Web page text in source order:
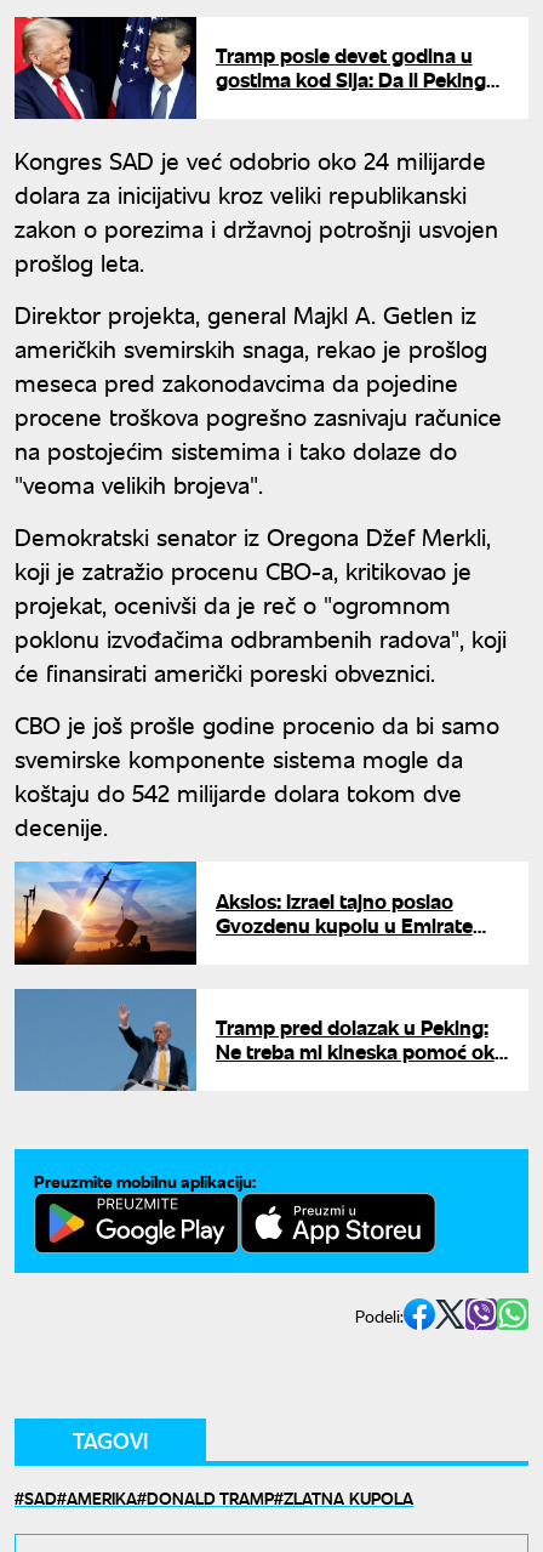
Tramp posle devet godina u
gostima kod Sija: Da li Peking
Kongres SAD je već odobrio oko 24 milijarde
dolara za inicijativu kroz veliki republikanski
zakon o porezima i državnoj potrošnji usvojen
prošlog leta.
Direktor projekta, general Majkl A. Getlen iz
američkih svemirskih snaga, rekao je prošlog
meseca pred zakonodavcima da pojedine
procene troškova pogrešno zasnivaju računice
na postojećim sistemima i tako dolaze do
"veoma velikih brojeva".
Demokratski senator iz Oregona Džef Merkli,
koji je zatražio procenu CBO-a, kritikovao je
projekat, ocenivši da je reč o "ogromnom
poklonu izvođačima odbrambenih radova", koji
će finansirati američki poreski obveznici.
CBO je još prošle godine procenio da bi samo
svemirske komponente sistema mogle da
koštaju do 542 milijarde dolara tokom dve
decenije.
Aksios: Izrael tajno poslao
Gvozdenu kupolu u Emirate
Tramp pred dolazak u Peking:
Ne treba mi kineska pomoć oko
Preuzmite mobilnu aplikaciju:
Podeli:
TAGOVI
SAD AMERIKA DONALD TRAMP ZLATNA KUPOLA